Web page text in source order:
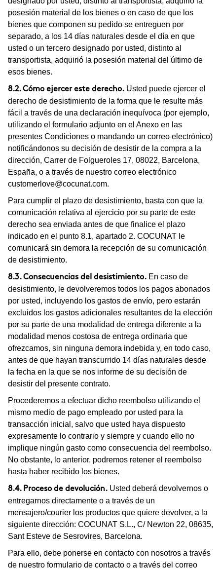
posesión material de los bienes o en caso de que los
bienes que componen su pedido se entreguen por
separado, a los 14 días naturales desde el día en que
usted o un tercero designado por usted, distinto al
transportista, adquirió la posesión material del último de
esos bienes.
8.2. Cómo ejercer este derecho. Usted puede ejercer el
derecho de desistimiento de la forma que le resulte más
fácil a través de una declaración inequívoca (por ejemplo,
utilizando el formulario adjunto en el Anexo en las
presentes Condiciones o mandando un correo electrónico)
notificándonos su decisión de desistir de la compra a la
dirección, Carrer de Folgueroles 17, 08022, Barcelona,
España, o a través de nuestro correo electrónico
customerlove@cocunat.com.
Para cumplir el plazo de desistimiento, basta con que la
comunicación relativa al ejercicio por su parte de este
derecho sea enviada antes de que finalice el plazo
indicado en el punto 8.1, apartado 2. COCUNAT le
comunicará sin demora la recepción de su comunicación
de desistimiento.
8.3. Consecuencias del desistimiento. En caso de
desistimiento, le devolveremos todos los pagos abonados
por usted, incluyendo los gastos de envío, pero estarán
excluidos los gastos adicionales resultantes de la elección
por su parte de una modalidad de entrega diferente a la
modalidad menos costosa de entrega ordinaria que
ofrezcamos, sin ninguna demora indebida y, en todo caso,
antes de que hayan transcurrido 14 días naturales desde
la fecha en la que se nos informe de su decisión de
desistir del presente contrato.
Procederemos a efectuar dicho reembolso utilizando el
mismo medio de pago empleado por usted para la
transacción inicial, salvo que usted haya dispuesto
expresamente lo contrario y siempre y cuando ello no
implique ningún gasto como consecuencia del reembolso.
No obstante, lo anterior, podremos retener el reembolso
hasta haber recibido los bienes.
8.4. Proceso de devolución. Usted deberá devolvernos o
entregarnos directamente o a través de un
mensajero/courier los productos que quiere devolver, a la
siguiente dirección: COCUNAT S.L., C/ Newton 22, 08635,
Sant Esteve de Sesrovires, Barcelona.
Para ello, debe ponerse en contacto con nosotros a través
de nuestro formulario de contacto o a través del correo